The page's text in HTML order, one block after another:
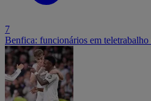
7
Benfica: funcionários em